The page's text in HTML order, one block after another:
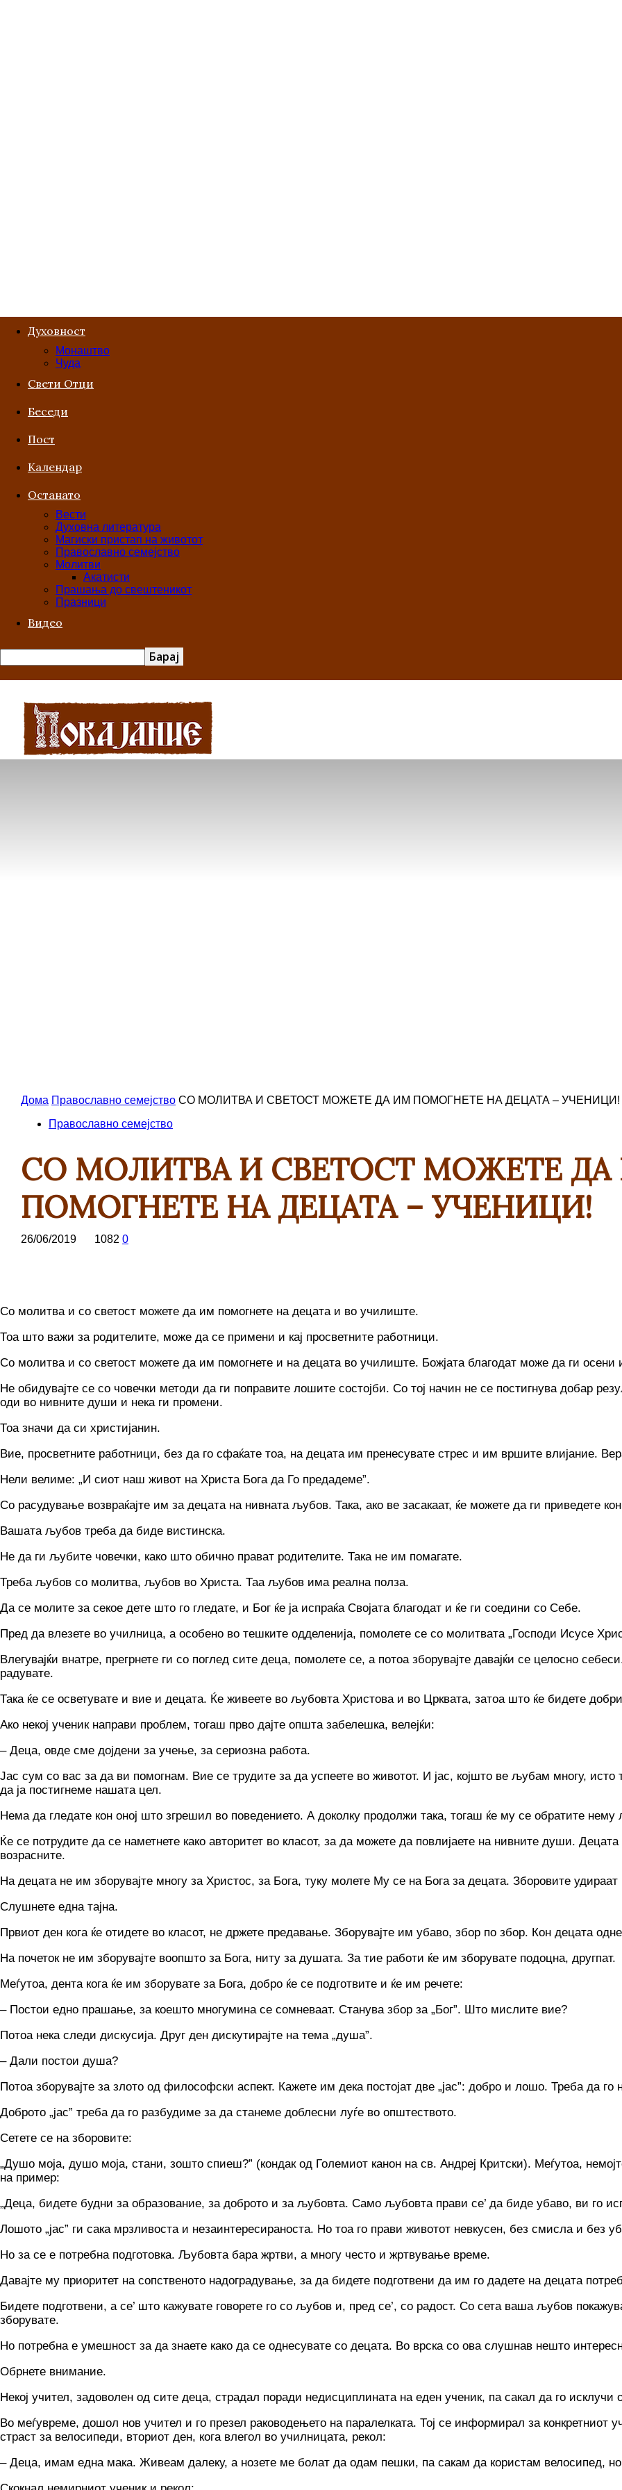
Духовност
Монаштво
Чуда
Свети Отци
Беседи
Пост
Kалендар
Останато
Вести
Духовна литература
Магиски пристап на животот
Православно семејство
Молитви
Акатисти
Прашања до свештеникот
Празници
Видео
Покајание
Дома Православно семејство СО МОЛИТВА И СВЕТОСТ МОЖЕТЕ ДА ИМ ПОМОГНЕТЕ НА ДЕЦАТА – УЧЕНИЦИ!
Православно семејство
СО МОЛИТВА И СВЕТОСТ МОЖЕТЕ
ПОМОГНЕТЕ НА ДЕЦАТА – УЧЕНИЦИ!
26/06/2019 1082 0
Co молитва и co светост можете да им помогнете на децата и во училиште.
Тоа што важи за родителите, може да се примени и кај просветните работници.
Co молитва и co светост можете да им помогнете и на децата во училиште. Божјата благодат може да ги
He обидувајте се co човечки методи да ги поправите лошите состојби. Co тој начин не се постигнува добар
оди во нивните души и нека ги промени.
Тоа значи да си христијанин.
Вие, просветните работници, без да го сфаќате тоа, на децата им пренесувате стрес и им вршите влијание.
Нели велиме: „И сиот наш живот на Христа Бога да Го предадеме”.
Co расудување возвраќајте им за децата на нивната љубов. Така, ако ве засакаат, ќе можете да ги приведете
Вашата љубов треба да биде вистинска.
He да ги љубите човечки, како што обично прават родителите. Така не им помагате.
Треба љубов co молитва, љубов во Христа. Таа љубов има реална полза.
Да се молите за секое дете што го гледате, и Бог ќе ја испраќа Својата благодат и ќе ги соедини co Себе.
Пред да влезете во училница, а особено во тешките одделенија, помолете се co молитвата „Господи Исусе
Влегувајќи внатре, прегрнете ги co поглед сите деца, помолете се, а потоа зборувајте давајќи се целосно
радувате.
Така ќе се осветувате и вие и децата. Ќе живеете во љубовта Христова и во Црквата, затоа што ќе бидете
Ако некој ученик направи проблем, тогаш прво дајте општа забелешка, велејќи:
– Деца, овде сме дојдени за учење, за сериозна работа.
Јас сум co вас за да ви помогнам. Вие се трудите за да успеете во животот. И јас, којшто ве љубам многу,
да ја постигнеме нашата цел.
Нема да гледате кон оној што згрешил во поведението. А доколку продолжи така, тогаш ќе му се обратите
Ќе се потрудите да се наметнете како авторитет во класот, за да можете да повлијаете на нивните души.
возрасните.
Ha децата не им зборувајте многу за Христос, за Бога, туку молете My ce на Бога за децата. Зборовите
Слушнете една тајна.
Првиот ден кога ќе отидете во класот, не држете предавање. Зборувајте им убаво, збор по збор. Кон децата
На почеток не им зборувајте воопшто за Бога, ниту за душата. За тие работи ќе им зборувате подоцна, другпат.
Меѓутоа, дента кога ќе им зборувате за Бога, добро ќе се подготвите и ќе им речете:
– Постои едно прашање, за коешто многумина се сомневаат. Станува збор за „Бог”. Што мислите вие?
Потоа нека следи дискусија. Друг ден дискутирајте на тема „душа”.
– Дали постои душа?
Потоа зборувајте за злото од философски аспект. Кажете им дека постојат две „јас”: добро и лошо. Треба да
Доброто „jac” треба да го разбудиме за да станеме доблесни луѓе во општеството.
Сетете се на зборовите:
„Душо моја, душо моја, стани, зошто спиеш?” (кондак од Големиот канон на св. Андреј Критски). Меѓутоа,
на пример:
„Деца, бидете будни за образование, за доброто и за љубовта. Само љубовта прави се’ да биде убаво, ви го
Лошото „јас” ги сака мрзливоста и незаинтересираноста. Но тоа го прави животот невкусен, без смисла и без
Ho за се е потребна подготовка. Љубовта бара жртви, а многу често и жртвување време.
Давајте му приоритет на сопственото надоградување, за да бидете подготвени да им го дадете на децата
Бидете подготвени, a ce’ што кажувате говорете го co љубов и, пред се’, co радост. Co сета ваша љубов
зборувате.
Но потребна е умешност за да знаете како да се однесувате co децата. Во врска co ова слушнав нешто
Обрнете внимание.
Некој учител, задоволен од сите деца, страдал поради недисциплината на еден ученик, па сакал да го исклучи
Во меѓувреме, дошол нов учител и го презел раководењето на паралелката. Тој се информирал за конкретниот
страст за велосипеди, вториот ден, кога влегол во училницата, рекол:
– Деца, имам една мака. Живеам далеку, а нозете ме болат да одам пешки, па сакам да користам велосипед,